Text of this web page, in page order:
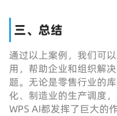
三、总结
通过以上案例，我们可
用，帮助企业和组织解
题。无论是零售行业的
化、制造业的生产调度
WPS AI都发挥了巨大的作